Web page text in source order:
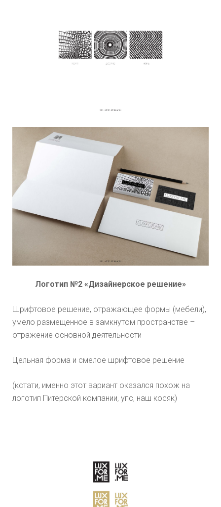
Логотип №2 «Дизайнерское решение»
Шрифтовое решение, отражающее формы (мебели),
умело размещенное в замкнутом пространстве –
отражение основной деятельности
Цельная форма и смелое шрифтовое решение
(кстати, именно этот вариант оказался похож на
логотип Питерской компании, упс, наш косяк)